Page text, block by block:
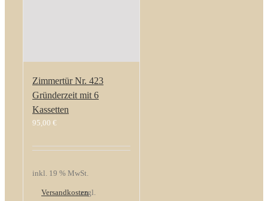
Zimmertür Nr. 423
Gründerzeit mit 6
Kassetten
95,00 €
inkl. 19 % MwSt.
zzgl.
Versandkosten